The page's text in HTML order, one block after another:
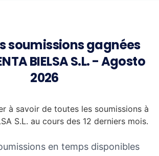
soumissions gagnées
BIELSA S.L. - Agosto
2026
à savoir de toutes les soumissions à
S.L. au cours des 12 derniers mois.
en temps disponibles